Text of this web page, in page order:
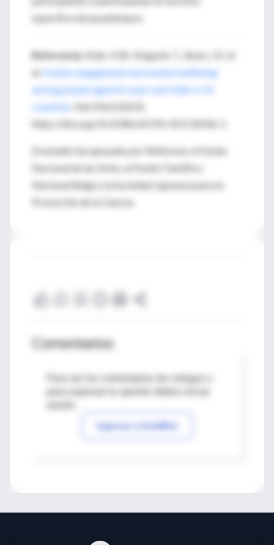
específica de pasatiempos.
Referencia: Mak, H.W., Noguchi, T., Bone, J.K. et
al.
Hobby engagement and mental wellbeing
among people aged 65 years and older in 16
countries
. Nat Med (2023).
https://doi.org/10.1038/s41591-023-02506-1
El estudio fue apoyado por Wellcome, el Fondo
Nacional de las Artes, el Fondo Científico
Nacional Belga y la Sociedad Japonesa para la
Promoción de la Ciencia.
Comentarios
Para ver los comentarios de colegas o
Ingresar a IntraMed